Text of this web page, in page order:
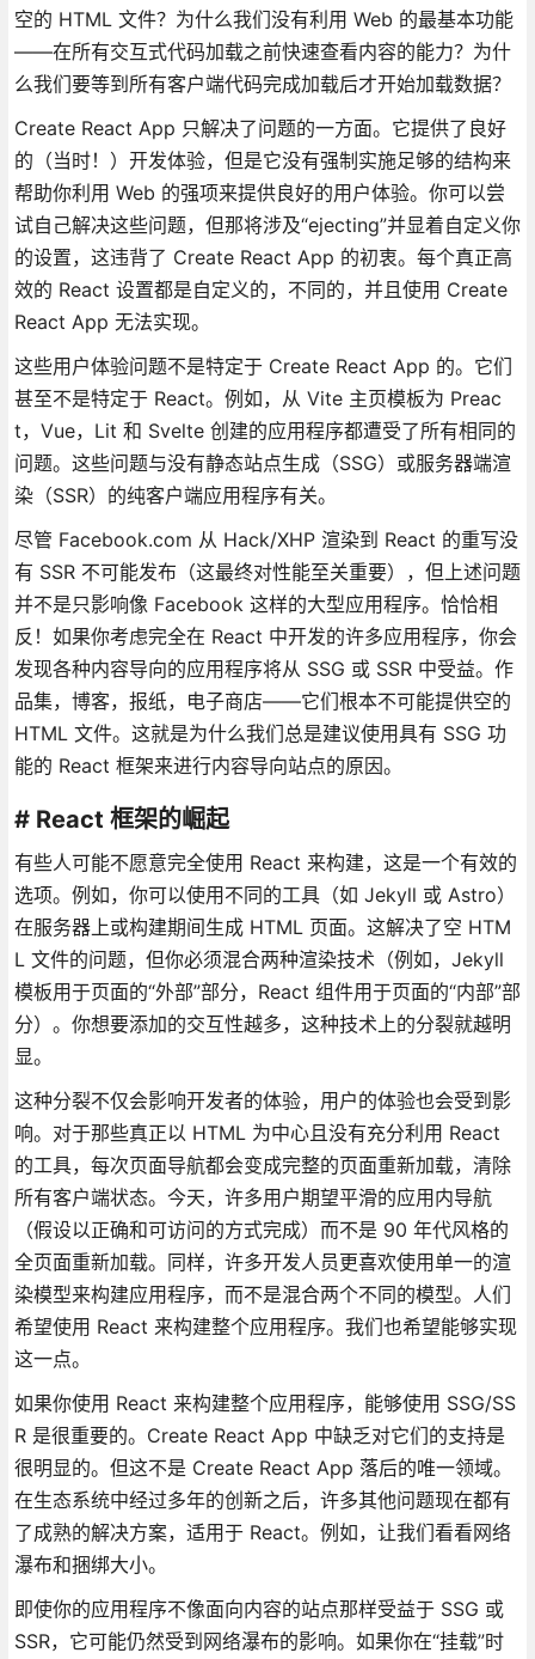
空的 HTML 文件？为什么我们没有利用 Web 的最基本功能
——在所有交互式代码加载之前快速查看内容的能力？为什
么我们要等到所有客户端代码完成加载后才开始加载数据？
Create React App 只解决了问题的一方面。它提供了良好
的（当时！）开发体验，但是它没有强制实施足够的结构来
帮助你利用 Web 的强项来提供良好的用户体验。你可以尝
试自己解决这些问题，但那将涉及“ejecting”并显着自定义你
的设置，这违背了 Create React App 的初衷。每个真正高
效的 React 设置都是自定义的，不同的，并且使用 Create
React App 无法实现。
这些用户体验问题不是特定于 Create React App 的。它们
甚至不是特定于 React。例如，从 Vite 主页模板为 Preac
t，Vue，Lit 和 Svelte 创建的应用程序都遭受了所有相同的
问题。这些问题与没有静态站点生成（SSG）或服务器端渲
染（SSR）的纯客户端应用程序有关。
尽管 Facebook.com 从 Hack/XHP 渲染到 React 的重写没
有 SSR 不可能发布（这最终对性能至关重要），但上述问题
并不是只影响像 Facebook 这样的大型应用程序。恰恰相
反！如果你考虑完全在 React 中开发的许多应用程序，你会
发现各种内容导向的应用程序将从 SSG 或 SSR 中受益。作
品集，博客，报纸，电子商店——它们根本不可能提供空的
HTML 文件。这就是为什么我们总是建议使用具有 SSG 功
能的 React 框架来进行内容导向站点的原因。
# React 框架的崛起
有些人可能不愿意完全使用 React 来构建，这是一个有效的
选项。例如，你可以使用不同的工具（如 Jekyll 或 Astro）
在服务器上或构建期间生成 HTML 页面。这解决了空 HTM
L 文件的问题，但你必须混合两种渲染技术（例如，Jekyll
模板用于页面的“外部”部分，React 组件用于页面的“内部”部
分）。你想要添加的交互性越多，这种技术上的分裂就越明
显。
这种分裂不仅会影响开发者的体验，用户的体验也会受到影
响。对于那些真正以 HTML 为中心且没有充分利用 React
的工具，每次页面导航都会变成完整的页面重新加载，清除
所有客户端状态。今天，许多用户期望平滑的应用内导航
（假设以正确和可访问的方式完成）而不是 90 年代风格的
全页面重新加载。同样，许多开发人员更喜欢使用单一的渲
染模型来构建应用程序，而不是混合两个不同的模型。人们
希望使用 React 来构建整个应用程序。我们也希望能够实现
这一点。
如果你使用 React 来构建整个应用程序，能够使用 SSG/SS
R 是很重要的。Create React App 中缺乏对它们的支持是
很明显的。但这不是 Create React App 落后的唯一领域。
在生态系统中经过多年的创新之后，许多其他问题现在都有
了成熟的解决方案，适用于 React。例如，让我们看看网络
瀑布和捆绑大小。
即使你的应用程序不像面向内容的站点那样受益于 SSG 或
SSR，它可能仍然受到网络瀑布的影响。如果你在“挂载”时